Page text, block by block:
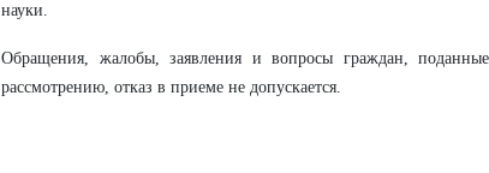
науки.
Обращения, жалобы, заявления и вопросы граждан,
рассмотрению, отказ в приеме не допускается.